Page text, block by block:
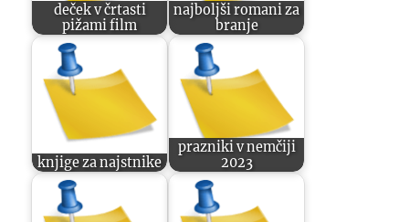
deček v črtasti
pižami film
najboljši romani za
branje
knjige za najstnike
prazniki v nemčiji
2023